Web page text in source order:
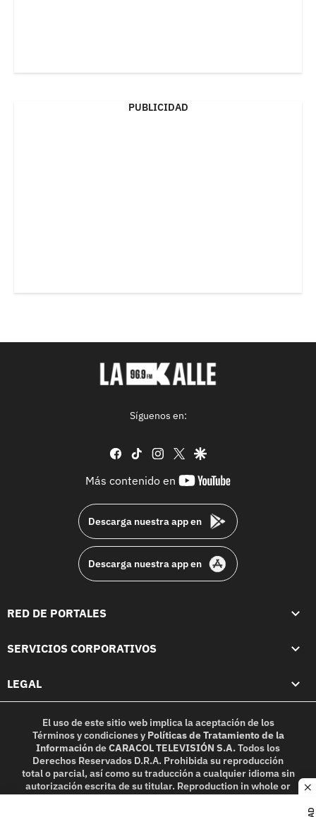
PUBLICIDAD
Síguenos en:
facebook
tiktok instagram
twittergoogle
Más contenido en
youtube-
Descarga nuestra app en
Descarga nuestra app en
RED DE PORTALES
SERVICIOS CORPORATIVOS
LEGAL
El uso de este sitio web implica la aceptación de los
Términos y condicionesy Políticas de Tratamiento de la
InformacióndeCARACOL TELEVISIÓN S.A.Todos los
Derechos Reservados D.R.A. Prohibida su reproducción
total o parcial, así como su traducción a cualquier idioma sin
autorización escrita de su titular. Reproduction in whole or
in part, or translation without written permission is